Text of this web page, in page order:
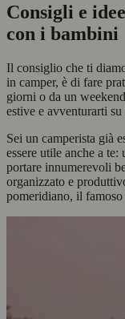
Consigli e
con i bambini
Il consiglio che ti
in camper, è di fare
giorni o da un
estive e avventurarti
Sei un camperista già
essere utile anche a
portare innumerevoli
organizzato e
pomeridiano, il